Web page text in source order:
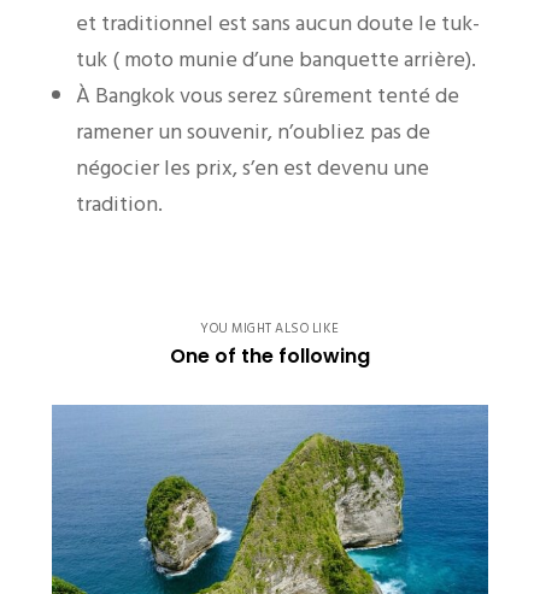
et traditionnel est sans aucun doute le tuk-
tuk ( moto munie d’une banquette arrière).
À Bangkok vous serez sûrement tenté de
ramener un souvenir, n’oubliez pas de
négocier les prix, s’en est devenu une
tradition.
YOU MIGHT ALSO LIKE
One of the following